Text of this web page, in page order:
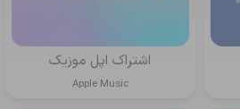
اشتراک اپل موزیک
Apple Music